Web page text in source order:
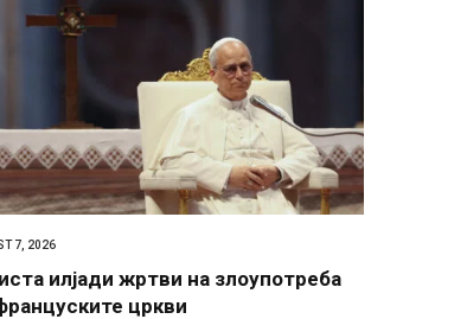
7, 2026
илјади жртви на злоупотреба
цркви